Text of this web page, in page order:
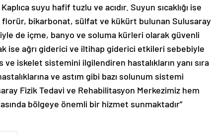
suyu hafif tuzlu ve acıdır. Suyun sıcaklığı ise
bikarbonat, sülfat ve kükürt bulunan Sulusaray
de içme, banyo ve soluma kürleri olarak güvenli
ise ağrı giderici ve iltihap giderici etkileri sebebiyle
iskelet sistemini ilgilendiren hastalıkların yanı sıra
ve astım gibi bazı solunum sistemi
Fizik Tedavi ve Rehabilitasyon Merkezimiz hem
bölgeye önemli bir hizmet sunmaktadır”